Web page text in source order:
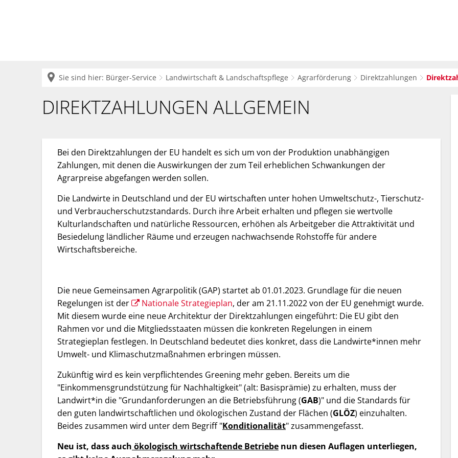
Sie sind hier: Bürger-Service Landwirtschaft & Landschaftspflege Agrarförderung Direktzahlungen
Direktzahlung
Basisprämie
DIREKTZAHLUNGEN ALLGEMEIN
Bei den Direktzahlungen der EU handelt es sich um von der Produktion unabhängigen
Zahlungen, mit denen die Auswirkungen der zum Teil erheblichen Schwankungen der
Agrarpreise abgefangen werden sollen.
Die Landwirte in Deutschland und der EU wirtschaften unter hohen Umweltschutz-, Tierschutz-
und Verbraucherschutzstandards. Durch ihre Arbeit erhalten und pflegen sie wertvolle
Kulturlandschaften und natürliche Ressourcen, erhöhen als Arbeitgeber die Attraktivität und
Besiedelung ländlicher Räume und erzeugen nachwachsende Rohstoffe für andere
Wirtschaftsbereiche.
Die neue Gemeinsamen Agrarpolitik (GAP) startet ab 01.01.2023. Grundlage für die neuen
Regelungen ist der
Nationale Strategieplan, der am 21.11.2022 von der EU genehmigt wurde.
Mit diesem wurde eine neue Architektur der Direktzahlungen eingeführt: Die EU gibt den
Rahmen vor und die Mitgliedsstaaten müssen die konkreten Regelungen in einem
Strategieplan festlegen. In Deutschland bedeutet dies konkret, dass die Landwirte*innen mehr
Umwelt- und Klimaschutzmaßnahmen erbringen müssen.
Zukünftig wird es kein verpflichtendes Greening mehr geben. Bereits um die
"Einkommensgrundstützung für Nachhaltigkeit" (alt: Basisprämie) zu erhalten, muss der
Landwirt*in die "Grundanforderungen an die Betriebsführung (GAB)" und die Standards für
den guten landwirtschaftlichen und ökologischen Zustand der Flächen (GLÖZ) einzuhalten.
Beides zusammen wird unter dem Begriff "Konditionalität" zusammengefasst.
Neu ist, dass auch ökologisch wirtschaftende Betriebe nun diesen Auflagen unterliegen,